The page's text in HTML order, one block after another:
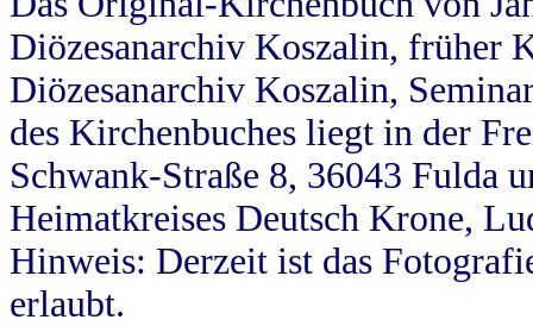
Diözesanarchiv Koszalin, früher
Diözesanarchiv Koszalin,
des Kirchenbuches liegt in der
Schwank-Straße 8, 36043 Fulda
Heimatkreises Deutsch Krone,
Hinweis: Derzeit ist das
erlaubt.